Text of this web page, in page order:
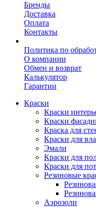
Бренды
Доставка
Оплата
Контакты
Политика по
О компании
Обмен и возврат
Калькулятор
Гарантии
Краски
Краски
Краски
Краска для
Краски для
Эмали
Краски для
Краски для
Резиновые
Аэрозоли